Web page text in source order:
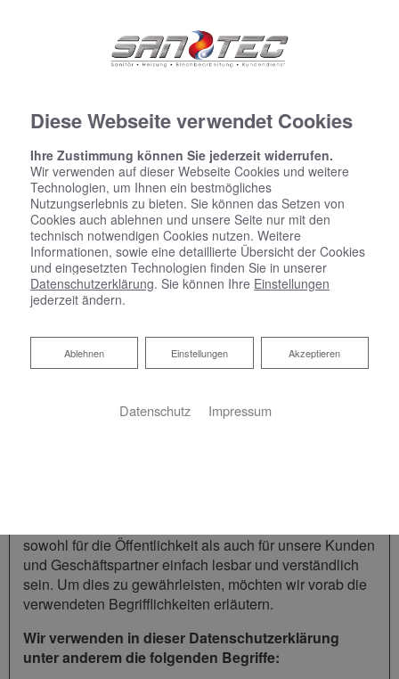
Datenschutzerklärung
Wir bedanken uns für Ihren Besuch bei SANTEC GmbH &
Co.KG. Der sichere Umgang mit Ihren Daten ist uns
besonders wichtig. Wir möchten Sie daher hiermit
Besuch unseres Webauftritts informieren.
1 Begriffsbestimmungen
sowohl für die Öffentlichkeit als auch für unsere Kunden
und Geschäftspartner einfach lesbar und verständlich
sein. Um dies zu gewährleisten, möchten wir vorab die
verwendeten Begrifflichkeiten erläutern.
Wir verwenden in dieser Datenschutzerklärung
unter anderem die folgenden Begriffe:
Diese Webseite verwendet Cookies
Ihre Zustimmung können Sie jederzeit widerrufen.
Wir verwenden auf dieser Webseite Cookies und weitere
Technologien, um Ihnen ein bestmögliches
Nutzungserlebnis zu bieten. Sie können das Setzen von
Cookies auch ablehnen und unsere Seite nur mit den
technisch notwendigen Cookies nutzen. Weitere
Informationen, sowie eine detaillierte Übersicht der Cookies
und eingesetzten Technologien finden Sie in unserer
Datenschutzerklärung. Sie können Ihre Einstellungen
jederzeit ändern.
Akzeptieren
Einstellungen
Ablehnen
Ablehnen
Datenschutz Impressum